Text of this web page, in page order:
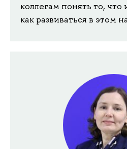
коллегам понять то,
как развиваться в этом